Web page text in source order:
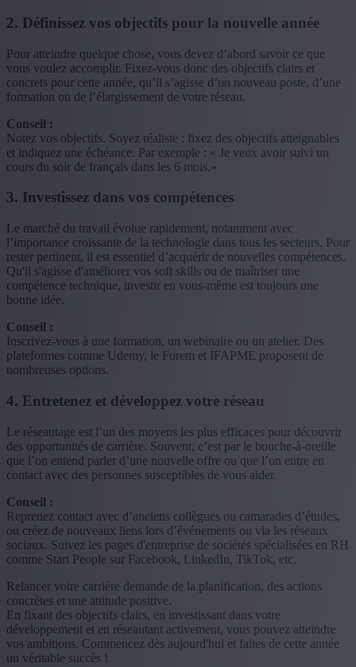
2. Définissez vos objectifs pour la nouvelle année
Pour atteindre quelque chose, vous devez d’abord savoir ce que
vous voulez accomplir. Fixez-vous donc des objectifs clairs et
concrets pour cette année, qu’il s’agisse d’un nouveau poste, d’une
formation ou de l’élargissement de votre réseau.
Conseil :
Notez vos objectifs. Soyez réaliste : fixez des objectifs atteignables
et indiquez une échéance. Par exemple : « Je veux avoir suivi un
cours du soir de français dans les 6 mois.»
3. Investissez dans vos compétences
Le marché du travail évolue rapidement, notamment avec
l’importance croissante de la technologie dans tous les secteurs. Pour
rester pertinent, il est essentiel d’acquérir de nouvelles compétences.
Qu'il s'agisse d'améliorer vos soft skills ou de maîtriser une
compétence technique, investir en vous-même est toujours une
bonne idée.
Conseil :
Inscrivez-vous à une formation, un webinaire ou un atelier. Des
plateformes comme Udemy, le Forem et IFAPME proposent de
nombreuses options.
4. Entretenez et développez votre réseau
Le réseautage est l’un des moyens les plus efficaces pour découvrir
des opportunités de carrière. Souvent, c’est par le bouche-à-oreille
que l’on entend parler d’une nouvelle offre ou que l’on entre en
contact avec des personnes susceptibles de vous aider.
Conseil :
Reprenez contact avec d’anciens collègues ou camarades d’études,
ou créez de nouveaux liens lors d’événements ou via les réseaux
sociaux. Suivez les pages d'entreprise de sociétés spécialisées en RH
comme Start People sur Facebook, LinkedIn, TikTok, etc.
Relancer votre carrière demande de la planification, des actions
concrètes et une attitude positive.
En fixant des objectifs clairs, en investissant dans votre
développement et en réseautant activement, vous pouvez atteindre
vos ambitions. Commencez dès aujourd'hui et faites de cette année
un véritable succès !